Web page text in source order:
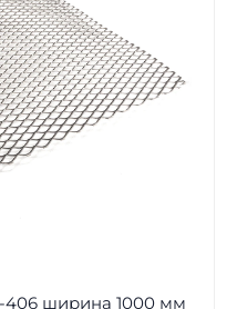
ширина 1000 мм